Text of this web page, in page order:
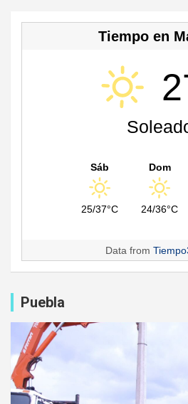
Tiempo en
Sáb
25/37°C
Dom
24/36°C
Data from
Puebla